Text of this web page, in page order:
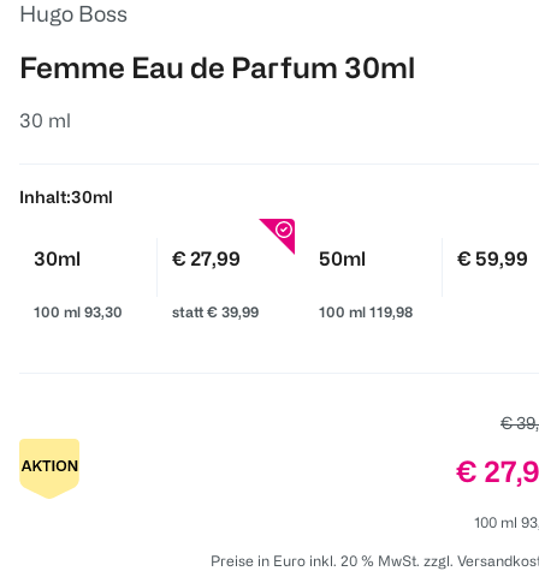
Hugo Boss
Femme Eau de Parfum 30ml
30 ml
Inhalt:30ml
30ml
100 ml 93,30
€ 27,99
statt € 39,99
50ml
100 ml 119,98
€ 59,99
€
Preis:
€
100 ml
Preise in Euro inkl. 20 % MwSt. zzgl.